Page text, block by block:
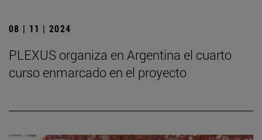
08 | 11 | 2024
PLEXUS organiza en Argentina el cuarto
curso enmarcado en el proyecto